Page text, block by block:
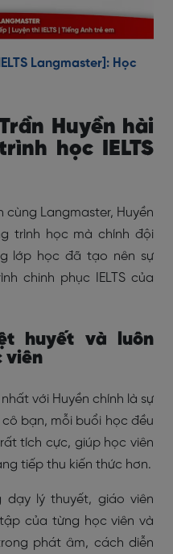
Langmaster]: Học
Huyền hài
học IELTS
Langmaster, Huyền
trình học mà chính đội
lớp học đã tạo nên sự
chinh phục IELTS của
huyết và luôn
viên
với Huyền chính là sự
bạn, mỗi buổi học đều
tích cực, giúp học viên
tiếp thu kiến thức hơn.
dạy lý thuyết, giáo viên
của từng học viên và
phát âm, cách diễn